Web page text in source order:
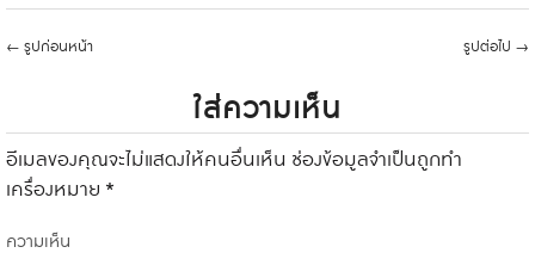
← รูปก่อนหน้า รูปต่อไป →
ใส่ความเห็น
อีเมลของคุณจะไม่แสดงให้คนอื่นเห็น ช่องข้อมูลจำเป็นถูกทำ
เครื่องหมาย *
ความเห็น